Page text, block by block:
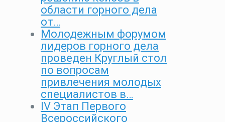
области горного дела
от…
Молодежным форумом
лидеров горного дела
проведен Круглый стол
по вопросам
привлечения молодых
специалистов в…
IV Этап Первого
Всероссийского